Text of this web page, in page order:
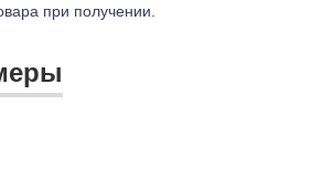
при получении.